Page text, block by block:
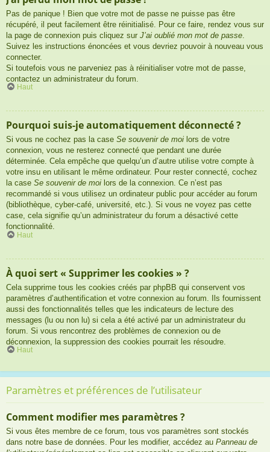
Pas de panique ! Bien que votre mot de passe ne puisse pas être
récupéré, il peut facilement être réinitialisé. Pour ce faire, rendez vous sur
la page de connexion puis cliquez sur J’ai oublié mon mot de passe
Suivez les instructions énoncées et vous devriez pouvoir à nouveau vous
connecter.
Si toutefois vous ne parveniez pas à réinitialiser votre mot de passe,
contactez un administrateur du forum.
Haut
Pourquoi suis-je automatiquement déconnecté ?
Si vous ne cochez pas la case Se souvenir de moi lors de votre
connexion, vous ne resterez connecté que pendant une durée
déterminée. Cela empêche que quelqu’un d’autre utilise votre compte à
votre insu en utilisant le même ordinateur. Pour rester connecté, cochez
la case Se souvenir de moi lors de la connexion. Ce n’est pas
recommandé si vous utilisez un ordinateur public pour accéder au forum
(bibliothèque, cyber-café, université, etc.). Si vous ne voyez pas cette
case, cela signifie qu’un administrateur du forum a désactivé cette
fonctionnalité.
Haut
À quoi sert « Supprimer les cookies » ?
Cela supprime tous les cookies créés par phpBB qui conservent vos
paramètres d’authentification et votre connexion au forum. Ils fournissent
aussi des fonctionnalités telles que les indicateurs de lecture des
messages (lu ou non lu) si cela a été activé par un administrateur du
forum. Si vous rencontrez des problèmes de connexion ou de
déconnexion, la suppression des cookies pourrait les résoudre.
Haut
Paramètres et préférences de l’utilisateur
Comment modifier mes paramètres ?
Si vous êtes membre de ce forum, tous vos paramètres sont stockés
dans notre base de données. Pour les modifier, accédez au Panneau de